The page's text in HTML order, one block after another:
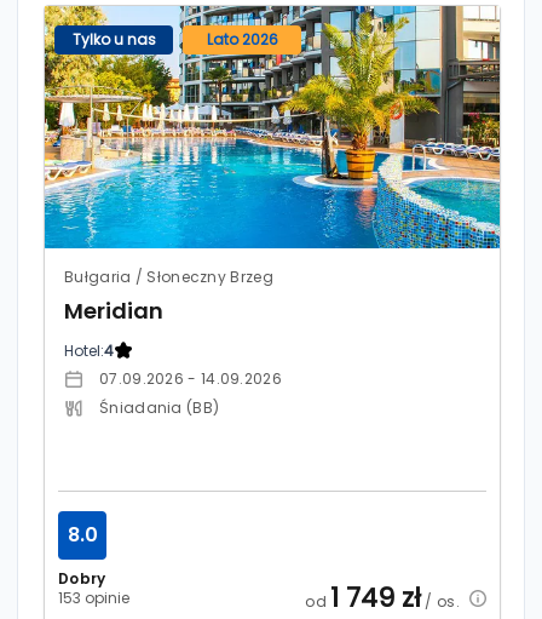
Tylko u nas Lato 2026
Bułgaria / Słoneczny Brzeg
Meridian
Hotel:4
07.09.2026 - 14.09.2026
Śniadania (BB)
Dobry
153 opinie
8.0
od 1 749 zł/ os.